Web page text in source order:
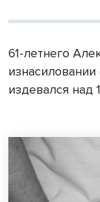
61-летнего
издевался над